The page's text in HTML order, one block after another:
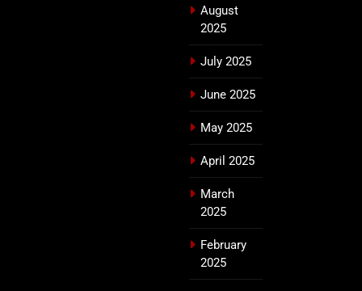
August
2025
July 2025
June 2025
May 2025
April 2025
March
2025
February
2025